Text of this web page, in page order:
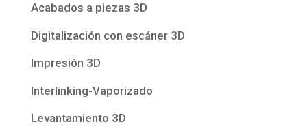
Acabados a piezas 3D
Digitalización con escáner 3D
Impresión 3D
Interlinking-Vaporizado
Levantamiento 3D